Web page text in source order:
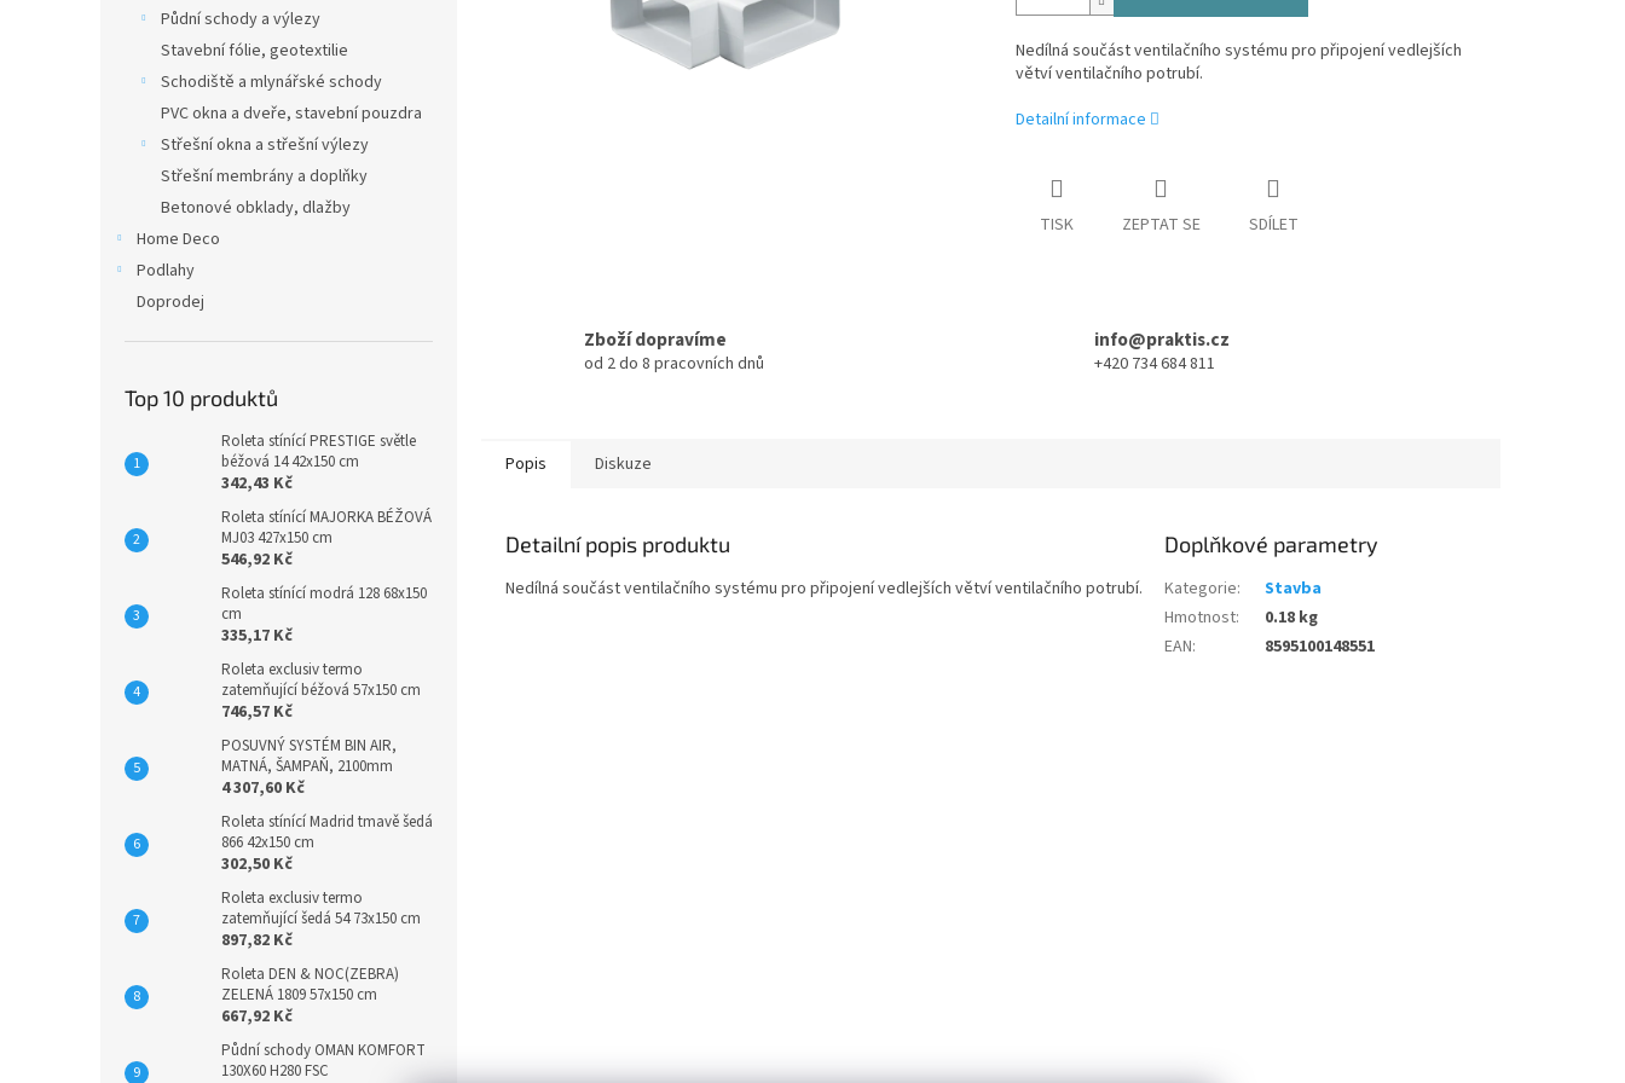
Půdní schody a výlezy
Stavební fólie, geotextilie
Schodiště a mlynářské schody
PVC okna a dveře, stavební pouzdra
Střešní okna a střešní výlezy
Střešní membrány a doplňky
Betonové obklady, dlažby
Home Deco
Podlahy
Doprodej
Top 10 produktů
Roleta stínící PRESTIGE světle
béžová 14 42x150 cm
342,43 Kč
Roleta stínící MAJORKA BÉŽOVÁ
MJ03 427x150 cm
546,92 Kč
Roleta stínící modrá 128 68x150
cm
335,17 Kč
Roleta exclusiv termo
zatemňující béžová 57x150 cm
746,57 Kč
POSUVNÝ SYSTÉM BIN AIR,
MATNÁ, ŠAMPAŇ, 2100mm
4 307,60 Kč
Roleta stínící Madrid tmavě šedá
866 42x150 cm
302,50 Kč
Roleta exclusiv termo
zatemňující šedá 54 73x150 cm
897,82 Kč
Roleta DEN & NOC(ZEBRA)
ZELENÁ 1809 57x150 cm
667,92 Kč
Půdní schody OMAN KOMFORT
130X60 H280 FSC
Nedílná součást ventilačního systému pro připojení vedlejších
větví ventilačního potrubí.
Detailní informace
TISK ZEPTAT SE SDÍLET
Zboží dopravíme
od 2 do 8 pracovních dnů
info@praktis.cz
+420 734 684 811
Popis Diskuze
Detailní popis produktu
Nedílná součást ventilačního systému pro připojení vedlejších větví ventilačního potrubí.
Doplňkové parametry
Kategorie:
Stavba
Hmotnost:
0.18 kg
EAN: 8595100148551